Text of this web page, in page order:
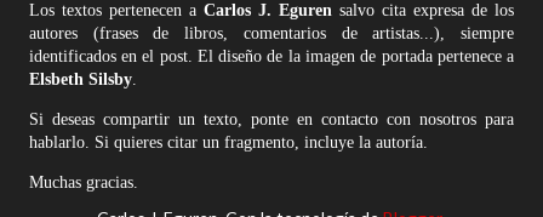
Los textos pertenecen a Carlos J. Egurensalvo cita expresa de los
autores (frases de libros, comentarios de artistas...), siempre
identificados en el post. El diseño de la imagen de portada pertenece a
Elsbeth Silsby.
Si deseas compartir un texto, ponte en contacto con nosotros para
hablarlo. Si quieres citar un fragmento, incluye la autoría.
Muchas gracias.